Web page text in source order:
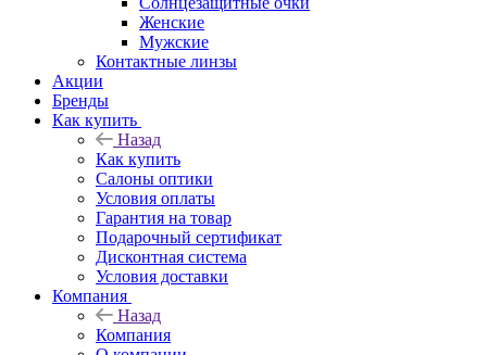
Женские
Мужские
Контактные линзы
Акции
Бренды
Как купить
Назад
Как купить
Салоны оптики
Условия оплаты
Гарантия на товар
Подарочный сертификат
Дисконтная система
Условия доставки
Компания
Назад
Компания